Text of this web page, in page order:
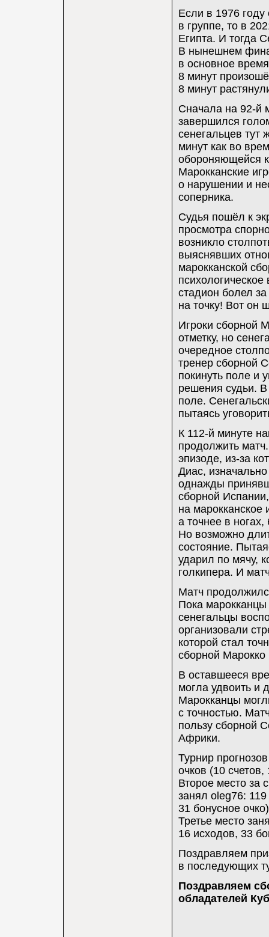
Если в 1976
в группе, то в
Египта. И тогда
В нынешнем
в основное
8 минут
8 минут
Сначала на 92-й
завершился
сенегальцев
минут как во
обороняющейся
Марокканские
о нарушении и
соперника.
Судья пошёл к
просмотра
возникло
выяснявших
марокканской
стадион болел
на точку! Вот он
Игроки сборной
отметку, но
очередное
тренер сборной
покинуть поле и
решения судьи. В
поле.
пытаясь
К 112-й минуте
продолжить
эпизоде, из-за
Диас,
однажды
сборной
на марокканское
а точнее в
Но возможно
состояние.
ударил по мячу,
голкипера. И
Матч
Пока
сенегальцы
организовали
которой стал
сборной
В оставшееся
могла удвоить и
Марокканцы
с точностью.
пользу сборной
Африки.
Турнир
очков (10
Второе место за
занял oleg76:
31 бонусное
Третье место
16 исходов, 33
Поздравляем
в последующих
Поздравляем
обладателей